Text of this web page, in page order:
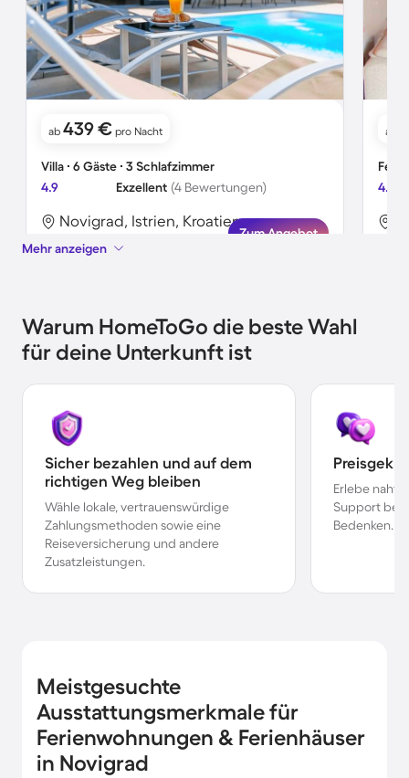
ab 439 € pro Nacht
Villa ∙ 6 Gäste ∙ 3 Schlafzimmer
4.9
Exzellent (4 Bewertungen)
Novigrad, Istrien, Kroatien
Zum Angebot
ab
4.0
Mehr anzeigen
Warum HomeToGo die beste Wahl
für deine Unterkunft ist
Sicher bezahlen und auf dem
richtigen Weg bleiben
Wähle lokale, vertrauenswürdige
Zahlungsmethoden sowie eine
Reiseversicherung und andere
Zusatzleistungen.
Erlebe
Support bei
Bedenken.
Meistgesuchte
Ausstattungsmerkmale für
Ferienwohnungen & Ferienhäuser
in Novigrad